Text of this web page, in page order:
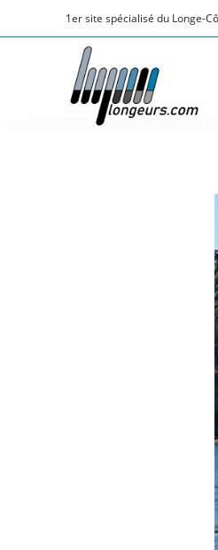
1er site spécialisé du Longe-